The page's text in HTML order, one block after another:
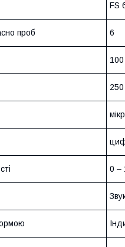
FS
проб 6
0 –